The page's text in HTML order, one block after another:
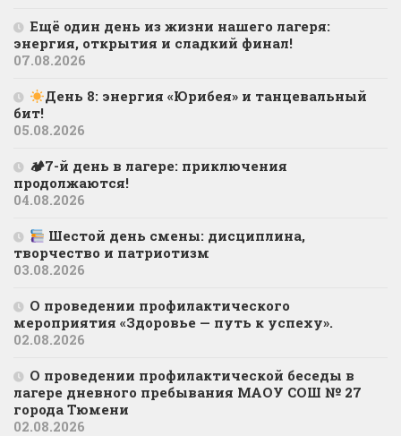
Ещё один день из жизни нашего лагеря:
энергия, открытия и сладкий финал!
07.08.2026
День 8: энергия «Юрибея» и танцевальный
бит!
05.08.2026
🏕7-й день в лагере: приключения
продолжаются!
04.08.2026
Шестой день смены: дисциплина,
творчество и патриотизм
03.08.2026
О проведении профилактического
мероприятия «Здоровье — путь к успеху».
02.08.2026
О проведении профилактической беседы в
лагере дневного пребывания МАОУ СОШ № 27
города Тюмени
02.08.2026